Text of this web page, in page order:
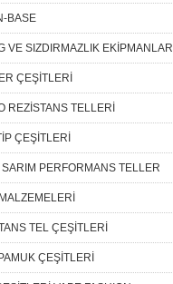
BASE
VE SIZDIRMAZLIK EKİPMANLARI
ÇEŞİTLERİ
REZİSTANS TELLERİ
ÇEŞİTLERİ
SARIM PERFORMANS TELLER
TEL ÇEŞİTLERİ
ÇEŞİTLERİ